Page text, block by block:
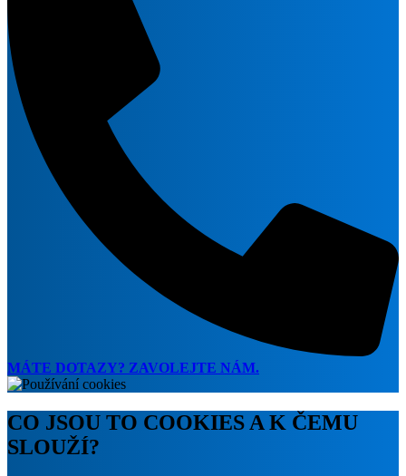
MÁTE DOTAZY? ZAVOLEJTE NÁM.
CO JSOU TO COOKIES A K ČEMU
SLOUŽÍ?